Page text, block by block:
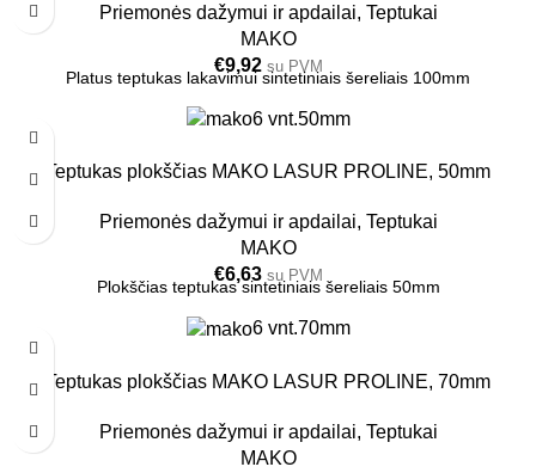
Priemonės dažymui ir apdailai, Teptukai
MAKO
€9,92 su PVM
Platus teptukas lakavimui sintetiniais šereliais 100mm
6 vnt.50mm
Teptukas plokščias MAKO LASUR PROLINE, 50mm
Priemonės dažymui ir apdailai, Teptukai
MAKO
€6,63 su PVM
Plokščias teptukas sintetiniais šereliais 50mm
6 vnt.70mm
Teptukas plokščias MAKO LASUR PROLINE, 70mm
Priemonės dažymui ir apdailai, Teptukai
MAKO